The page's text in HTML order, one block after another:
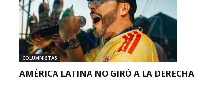
COLUMNISTAS
AMÉRICA LATINA NO GIRÓ A LA DERECHA